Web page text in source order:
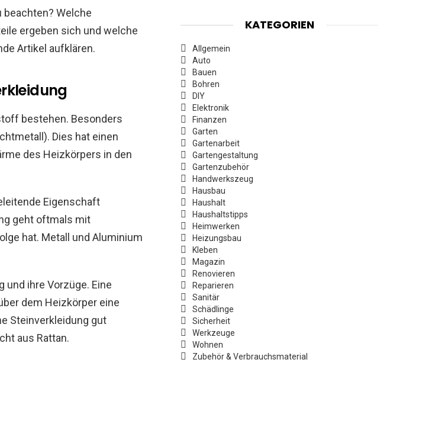
beachten? Welche
ergeben sich und welche
Artikel aufklären.
bestehen. Besonders
Dies hat einen
des Heizkörpers in den
Eigenschaft
geht oftmals mit
hat. Metall und Aluminium
und ihre Vorzüge. Eine
dem Heizkörper eine
Steinverkleidung gut
aus Rattan.
KATEGORIEN
Allgemein
Auto
Bauen
Bohren
DIY
Elektronik
Finanzen
Garten
Gartenarbeit
Gartengestaltung
Gartenzubehör
Handwerkszeug
Hausbau
Haushalt
Haushaltstipps
Heimwerken
Heizungsbau
Kleben
Magazin
Renovieren
Reparieren
Sanitär
Schädlinge
Sicherheit
Werkzeuge
Wohnen
Zubehör & Verbrauchsmaterial